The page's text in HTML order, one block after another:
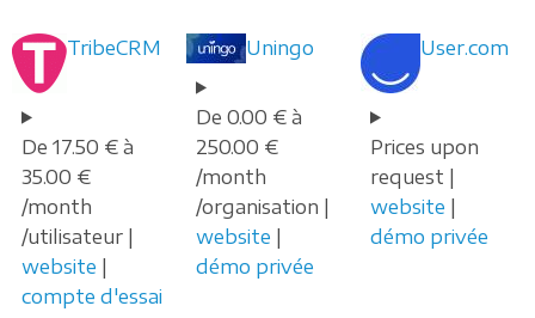
TribeCRM
De 17.50 € à
35.00 €
/month
/utilisateur |
website |
compte d'essai
Uningo
De 0.00 € à
250.00 €
/month
/organisation |
website |
démo privée
User.com
Prices upon
request |
website |
démo privée